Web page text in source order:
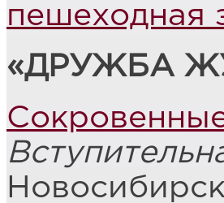
пешеходная
«ДРУЖБА